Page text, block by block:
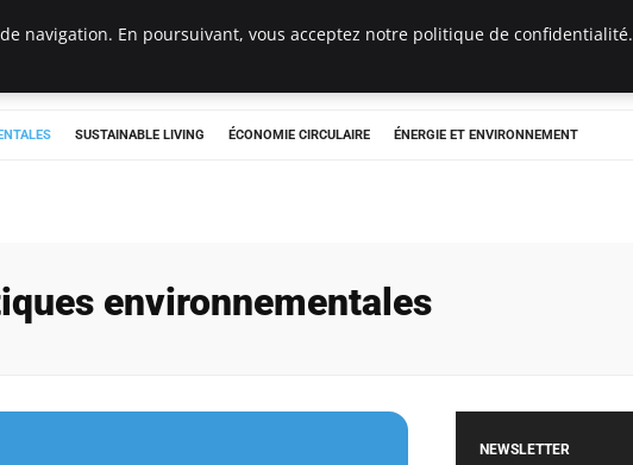
SUSTAINABLE LIVING ÉCONOMIE CIRCULAIRE ÉNERGIE ET ENVIRONNEMENT
environnementales
NEWSLETTER
navigation. En poursuivant, vous acceptez notre politique de confidentialité.